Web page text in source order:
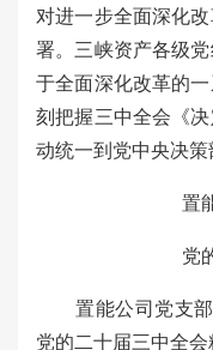
对进一步全面深化
署。三峡资产各级
于全面深化改革的
刻把握三中全会《
动统一到党中央决策
置能
党的
置能公司党支部
党的二十届三中全会